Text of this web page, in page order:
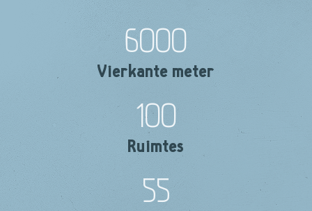
6000
Vierkante meter
100
Ruimtes
55